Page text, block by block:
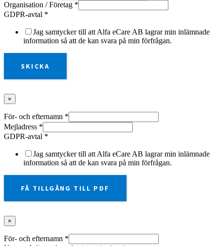
Organisation / Företag *
GDPR-avtal *
Jag samtycker till att Alfa eCare AB lagrar min inlämnade
information så att de kan svara på min förfrågan.
SKICKA
×
För- och efternamn *
Mejladress *
GDPR-avtal *
Jag samtycker till att Alfa eCare AB lagrar min inlämnade
information så att de kan svara på min förfrågan.
FÅ TILLGÅNG TILL PDF
×
För- och efternamn *